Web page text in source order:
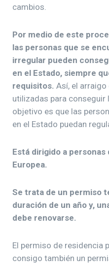
cambios.
Por medio de este
las personas que se
irregular pueden
en el Estado, siempre
requisitos. Así, el arraigo
utilizadas para conseguir
objetivo es que las
en el Estado puedan
Está dirigido a personas
Europea.
Se trata de un permiso
duración de un año y,
debe renovarse.
El permiso de residencia
consigo también un